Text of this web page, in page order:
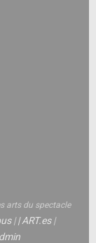
arts du spectacle
||ART.es|